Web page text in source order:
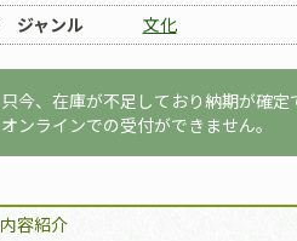
ジャンル
文化
只今、在庫が不足しており納期が確定
オンラインでの受付ができません。
内容紹介